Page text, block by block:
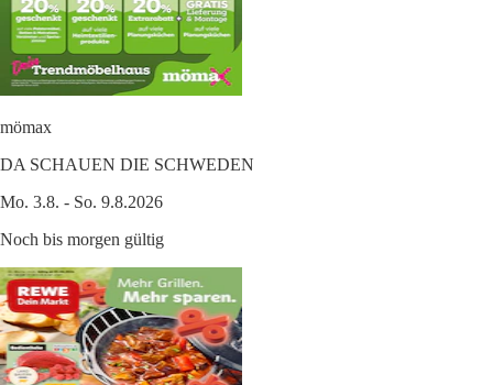
mömax
DA SCHAUEN DIE SCHWEDEN
Mo. 3.8. - So. 9.8.2026
Noch bis morgen gültig